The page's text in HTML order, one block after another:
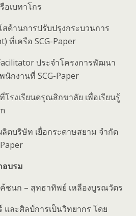
อเบทาโกร
สด้านการปรับปรุงกระบวนการ
ที่เครือ SCG-Paper
ประจำโครงการพัฒนา
นักงานที่ SCG-Paper
โรงเรียนดรุณสิกขาลัย เพื่อเรียนรู้
ลิตบริษัท เยื่อกระดาษสยาม จำกัด
อบรม
ค้ชนก – สุทธาทิพย์ เหลืองบูรณวัตร
และศิลป์การเป็นวิทยากร โดย